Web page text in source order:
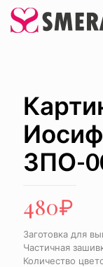
ЗПО-
480₽
Заготовка для
Частичная
Количество